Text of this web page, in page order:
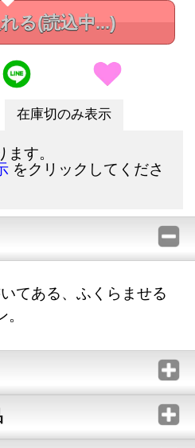
る(読込中...)
在庫切のみ表示
す。
をクリックしてくださ
てある、ふくらませる